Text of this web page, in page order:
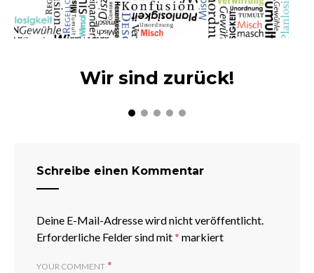
Wir sind zurück!
Schreibe einen Kommentar
Deine E-Mail-Adresse wird nicht veröffentlicht.
Erforderliche Felder sind mit* markiert
YOUR COMMENT *